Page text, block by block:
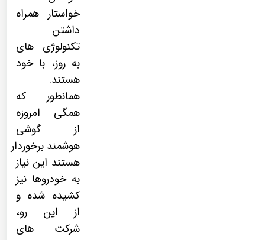
خواستار همراه
داشتن
تکنولوژی های
به روز، با خود
هستند.
همانطور که
همگی امروزه
از گوشی
هوشمند برخوردار
هستند این نیاز
به خودروها نیز
کشیده شده و
از این رو،
شرکت های